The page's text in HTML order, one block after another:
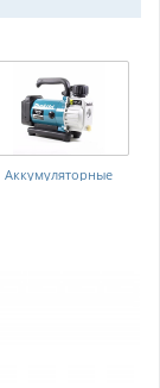
Аккумуляторные